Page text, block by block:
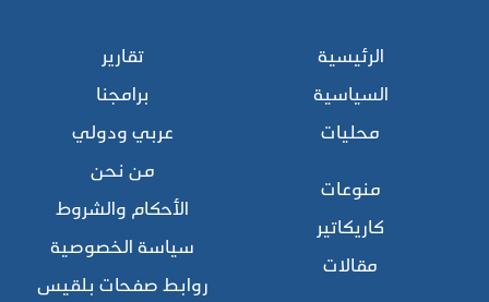
الرئيسية
السياسية
محليات
تقارير
برامجنا
عربي ودولي
منوعات
كاريكاتير
مقالات
من نحن
الأحكام والشروط
سياسة الخصوصية
روابط صفحات بلقيس